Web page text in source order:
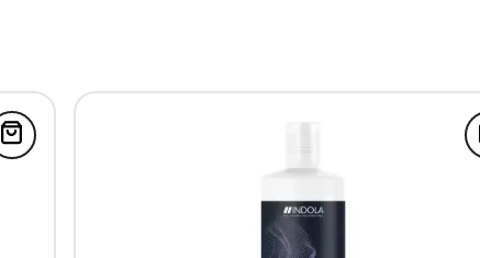
Voeg Blonde Expert Ultra Lift Booster 10x10g in